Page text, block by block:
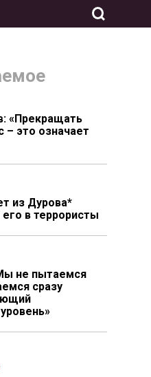
«Прекращать
– это означает
из Дурова*
в террористы
не пытаемся
сразу